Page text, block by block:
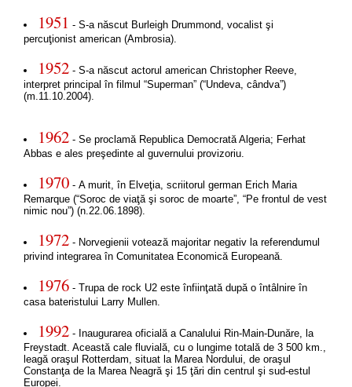
1951 - S-a născut Burleigh Drummond, vocalist şi
percuţionist american (Ambrosia).
1952- S-a născut actorul american Christopher Reeve,
interpret principal în filmul “Superman” (“Undeva, cândva”)
(m.11.10.2004).
1962- Se proclamă Republica Democrată Algeria; Ferhat
Abbas e ales preşedinte al guvernului provizoriu.
1970- A murit, în Elveţia, scriitorul german Erich Maria
Remarque (“Soroc de viaţă şi soroc de moarte”, “Pe frontul de vest
nimic nou”) (n.22.06.1898).
1972- Norvegienii votează majoritar negativ la referendumul
privind integrarea în Comunitatea Economică Europeană.
1976- Trupa de rock U2 este înfiinţată după o întâlnire în
casa bateristului Larry Mullen.
1992- Inaugurarea oficială a Canalului Rin-Main-Dunăre, la
Freystadt. Această cale fluvială, cu o lungime totală de 3 500 km.,
leagă oraşul Rotterdam, situat la Marea Nordului, de oraşul
Constanţa de la Marea Neagră şi 15 ţări din centrul şi sud-estul
Europei.